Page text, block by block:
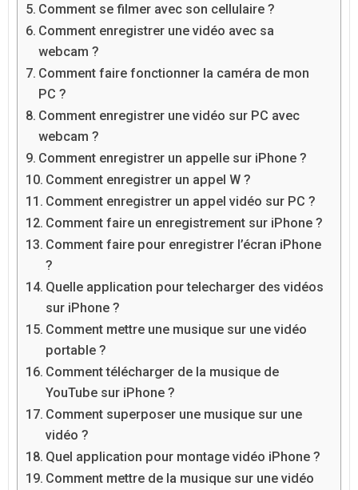
Comment se filmer avec son cellulaire ?
Comment enregistrer une vidéo avec sa
webcam ?
Comment faire fonctionner la caméra de mon
PC ?
Comment enregistrer une vidéo sur PC avec
webcam ?
Comment enregistrer un appelle sur iPhone ?
Comment enregistrer un appel W ?
Comment enregistrer un appel vidéo sur PC ?
Comment faire un enregistrement sur iPhone ?
Comment faire pour enregistrer l’écran iPhone
?
Quelle application pour telecharger des vidéos
sur iPhone ?
Comment mettre une musique sur une vidéo
portable ?
Comment télécharger de la musique de
YouTube sur iPhone ?
Comment superposer une musique sur une
vidéo ?
Quel application pour montage vidéo iPhone ?
Comment mettre de la musique sur une vidéo